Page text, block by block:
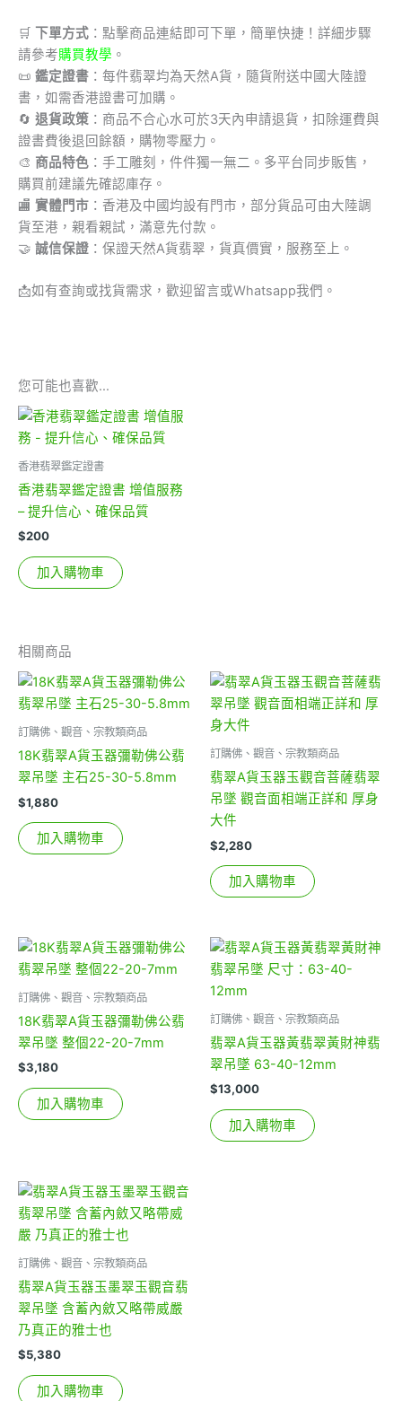
🛒 下單方式 ：點擊商品連結即可下單，簡單快捷！詳細步驟
請參考購買教學 。
📜 鑑定證書 ：每件翡翠均為天然A貨，隨貨附送中國大陸證
書，如需香港證書可加購。
🔄 退貨政策 ：商品不合心水可於3天內申請退貨，扣除運費與
證書費後退回餘額，購物零壓力。
🎨 商品特色 ：手工雕刻，件件獨一無二。多平台同步販售，
購買前建議先確認庫存。
🏬 實體門市 ：香港及中國均設有門市，部分貨品可由大陸調
貨至港，親看親試，滿意先付款。
🤝 誠信保證 ：保證天然A貨翡翠，貨真價實，服務至上。
📩如有查詢或找貨需求，歡迎留言或Whatsapp我們。
您可能也喜歡…
香港翡翠鑑定證書
香港翡翠鑑定證書 增值服務
– 提升信心、確保品質
$200
加入購物車
相關商品
訂購佛、觀音、宗教類商品
18K翡翠A貨玉器彌勒佛公翡
翠吊墜 主石25-30-5.8mm
$1,880
加入購物車
訂購佛、觀音、宗教類商品
翡翠A貨玉器玉觀音菩薩翡翠
吊墜 觀音面相端正詳和 厚身
大件
$2,280
加入購物車
訂購佛、觀音、宗教類商品
18K翡翠A貨玉器彌勒佛公翡
翠吊墜 整個22-20-7mm
$3,180
加入購物車
訂購佛、觀音、宗教類商品
翡翠A貨玉器黃翡翠黃財神翡
翠吊墜 63-40-12mm
$13,000
加入購物車
訂購佛、觀音、宗教類商品
翡翠A貨玉器玉墨翠玉觀音翡
翠吊墜 含蓄內斂又略帶威嚴
乃真正的雅士也
$5,380
加入購物車